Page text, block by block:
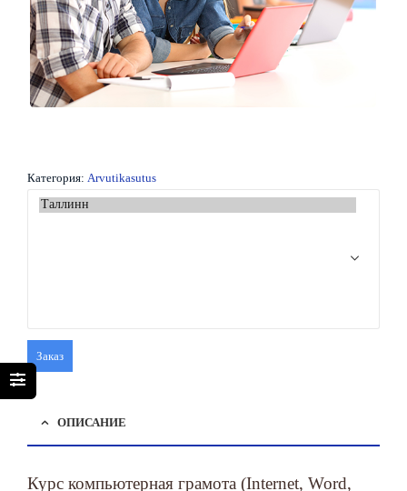
Категория: Arvutikasutus
Заказ
ОПИСАНИЕ
Курс компьютерная грамота (Internet, Word,